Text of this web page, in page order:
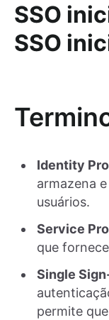
SSO
SSO
Identity
armazena
usuários.
Service
que
Single
permite